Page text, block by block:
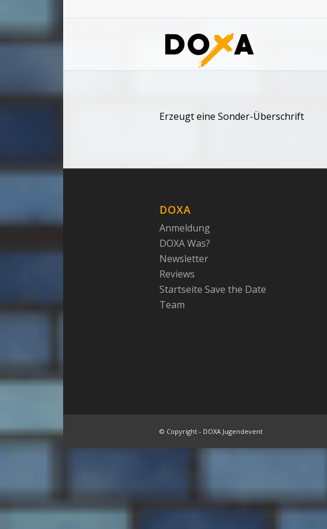
Erzeugt eine Sonder-Überschrift
DOXA
Anmeldung
DOXA Was?
Newsletter
Reviews
Startseite Save the Date
Team
© Copyright - DOXA Jugendevent